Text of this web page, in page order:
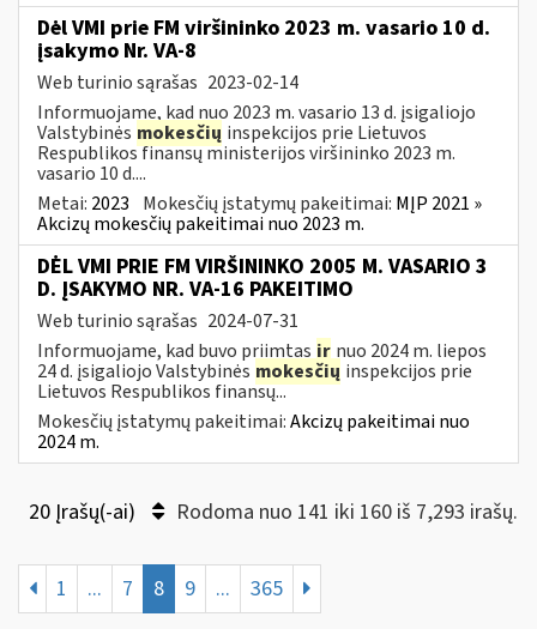
Dėl VMI prie FM viršininko 2023 m. vasario 10 d.
įsakymo Nr. VA-8
Web turinio sąrašas 2023-02-14
Informuojame, kad nuo 2023 m. vasario 13 d. įsigaliojo
Valstybinės mokesčių inspekcijos prie Lietuvos
Respublikos finansų ministerijos viršininko 2023 m.
vasario 10 d....
Metai: 2023 Mokesčių įstatymų pakeitimai: MĮP 2021 »
Akcizų mokesčių pakeitimai nuo 2023 m.
DĖL VMI PRIE FM VIRŠININKO 2005 M. VASARIO 3
D. ĮSAKYMO NR. VA-16 PAKEITIMO
Web turinio sąrašas 2024-07-31
Informuojame, kad buvo priimtas ir nuo 2024 m. liepos
24 d. įsigaliojo Valstybinės mokesčių inspekcijos prie
Lietuvos Respublikos finansų...
Mokesčių įstatymų pakeitimai:Akcizų pakeitimai nuo
2024 m.
20 Įrašų(-ai) Rodoma nuo 141 iki 160 iš 7,293 irašų.
1 ... 7 8 9 ... 365